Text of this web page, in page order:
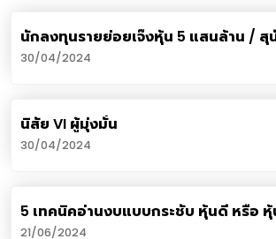
นักลงทุนรายย่อยเจ๊งหุ้น 5 แสนล้าน / สุ
30/04/2024
นิสัย VI ผู้มุ่งมั่น
30/04/2024
5 เทคนิคอ่านงบแบบกระชับ หุ้นดี หรือ
เลือกเข้าพอร์ต
21/06/2024